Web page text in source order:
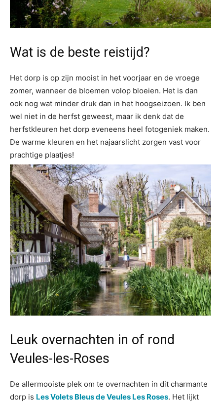
Wat is de beste reistijd?
Het dorp is op zijn mooist in het voorjaar en de vroege
zomer, wanneer de bloemen volop bloeien. Het is dan
ook nog wat minder druk dan in het hoogseizoen. Ik ben
wel niet in de herfst geweest, maar ik denk dat de
herfstkleuren het dorp eveneens heel fotogeniek maken.
De warme kleuren en het najaarslicht zorgen vast voor
prachtige plaatjes!
Leuk overnachten in of rond
Veules-les-Roses
De allermooiste plek om te overnachten in dit charmante
dorp is Les Volets Bleus de Veules Les Roses. Het lijkt